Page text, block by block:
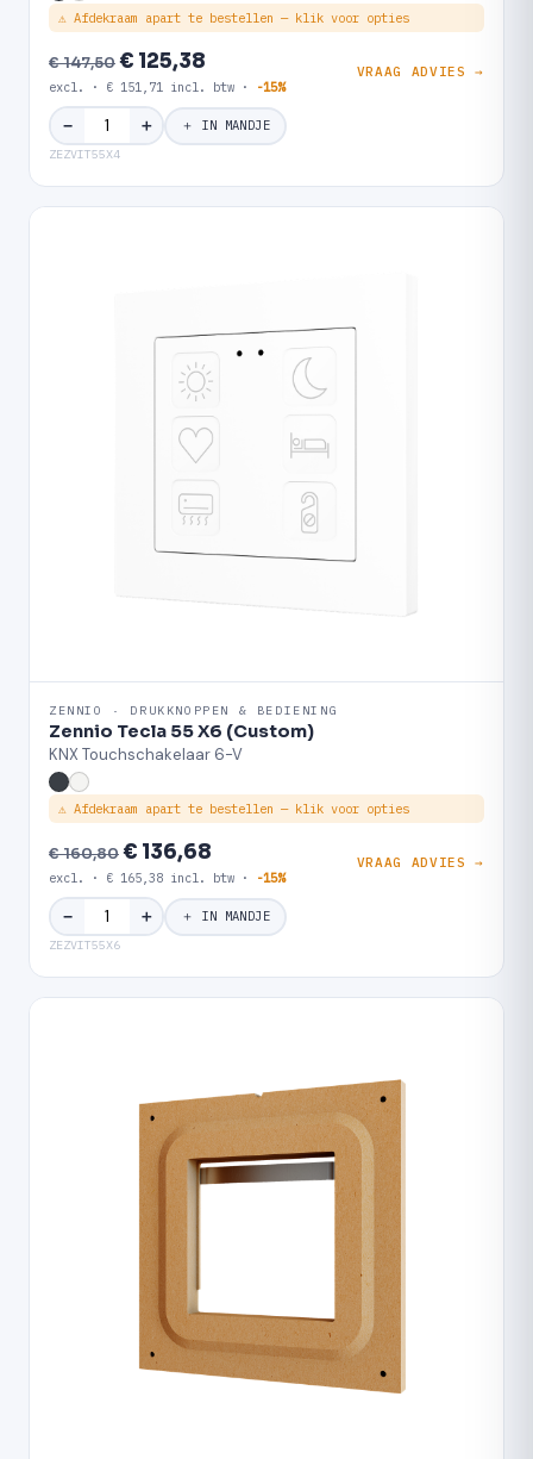
⚠ Afdekraam apart te bestellen — klik voor opties
€ 147,50€ 125,38
excl. · € 151,71 incl. btw · -15%
VRAAG ADVIES →
− ＋ ＋ IN MANDJE
ZEZVIT55X4
ZENNIO · DRUKKNOPPEN & BEDIENING
Zennio Tecla 55 X6 (Custom)
KNX Touchschakelaar 6-V
⚠ Afdekraam apart te bestellen — klik voor opties
€ 160,80€ 136,68
excl. · € 165,38 incl. btw · -15%
VRAAG ADVIES →
− ＋ ＋ IN MANDJE
ZEZVIT55X6